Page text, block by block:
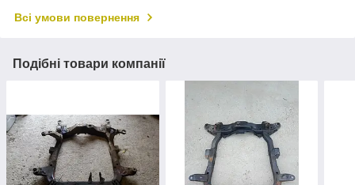
Всі умови повернення
Подібні товари компанії